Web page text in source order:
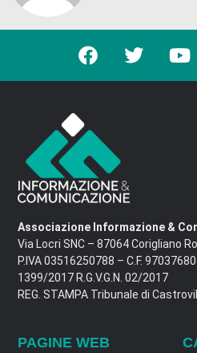
Associazione Informazione &
Via Locri SNC – 87064 Corigliano
P.IVA 03516250788 – C.F.
1399/2017 R.G.V.G.N. 02/2017
REG. STAMPA Tribunale di
PAGINE WEB